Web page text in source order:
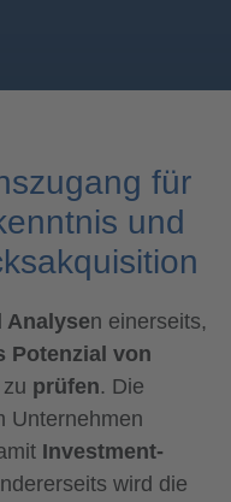
für
und
Analysen einerseits,
Potenzial von
zu prüfen. Die
Unternehmen
Investment-
wird die